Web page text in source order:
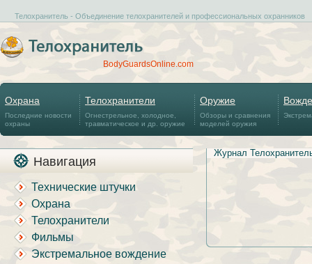
Телохранитель - Объединение телохранителей и профессиональных охранников
BodyGuardsOnline.com
Охрана
Последние новости
охраны
Телохранители
Огнестрельное, холодное,
травматическое и др. оружие
Оружие
Обзоры и сравнения
моделей оружия
Навигация
Технические штучки
Охрана
Телохранители
Фильмы
Экстремальное вождение
Журнал